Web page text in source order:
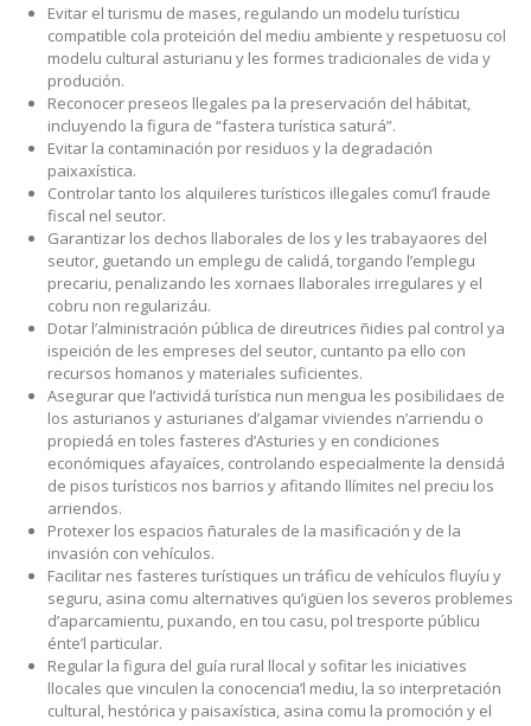
Evitar el turismu de mases, regulando un modelu turísticu
compatible cola proteición del mediu ambiente y respetuosu col
modelu cultural asturianu y les formes tradicionales de vida y
produción.
Reconocer preseos llegales pa la preservación del hábitat,
incluyendo la figura de “fastera turística saturá”.
Evitar la contaminación por residuos y la degradación
paixaxística.
Controlar tanto los alquileres turísticos illegales comu’l fraude
fiscal nel seutor.
Garantizar los dechos llaborales de los y les trabayaores del
seutor, guetando un emplegu de calidá, torgando l’emplegu
precariu, penalizando les xornaes llaborales irregulares y el
cobru non regularizáu.
Dotar l’alministración pública de direutrices ñidies pal control ya
ispeición de les empreses del seutor, cuntanto pa ello con
recursos homanos y materiales suficientes.
Asegurar que l’actividá turística nun mengua les posibilidaes de
los asturianos y asturianes d’algamar viviendes n’arriendu o
propiedá en toles fasteres d’Asturies y en condiciones
económiques afayaíces, controlando especialmente la densidá
de pisos turísticos nos barrios y afitando llímites nel preciu los
arriendos.
Protexer los espacios ñaturales de la masificación y de la
invasión con vehículos.
Facilitar nes fasteres turístiques un tráficu de vehículos fluyíu y
seguru, asina comu alternatives qu’igüen los severos problemes
d’aparcamientu, puxando, en tou casu, pol tresporte públicu
énte’l particular.
Regular la figura del guía rural llocal y sofitar les iniciatives
llocales que vinculen la conocencia’l mediu, la so interpretación
cultural, hestórica y paisaxística, asina comu la promoción y el